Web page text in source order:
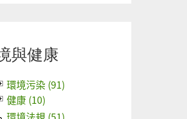
與健康
環境污染 (91)
健康 (10)